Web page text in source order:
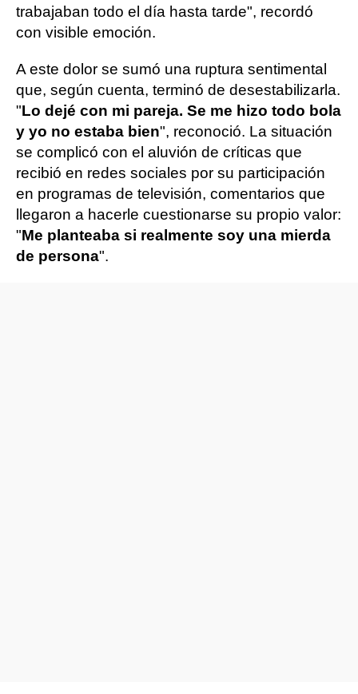
trabajaban todo el día hasta tarde", recordó
con visible emoción.
A este dolor se sumó una ruptura sentimental
que, según cuenta, terminó de desestabilizarla.
"Lo dejé con mi pareja. Se me hizo todo bola
y yo no estaba bien", reconoció. La situación
se complicó con el aluvión de críticas que
recibió en redes sociales por su participación
en programas de televisión, comentarios que
llegaron a hacerle cuestionarse su propio valor:
"Me planteaba si realmente soy una mierda
de persona".